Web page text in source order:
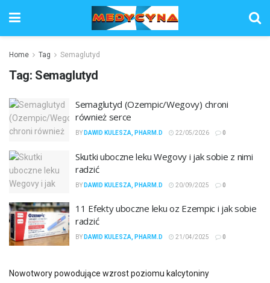
Home Tag Semaglutyd
Tag: Semaglutyd
Semaglutyd (Ozempic/Wegovy) chroni
również serce
BY DAWID KULESZA, PHARM.D 22/05/2026 0
Skutki uboczne leku Wegovy i jak sobie z nimi
radzić
BY DAWID KULESZA, PHARM.D 20/09/2025 0
11 Efekty uboczne leku oz Ezempic i jak sobie
radzić
BY DAWID KULESZA, PHARM.D 21/04/2025 0
Nowotwory powodujące wzrost poziomu kalcytoniny